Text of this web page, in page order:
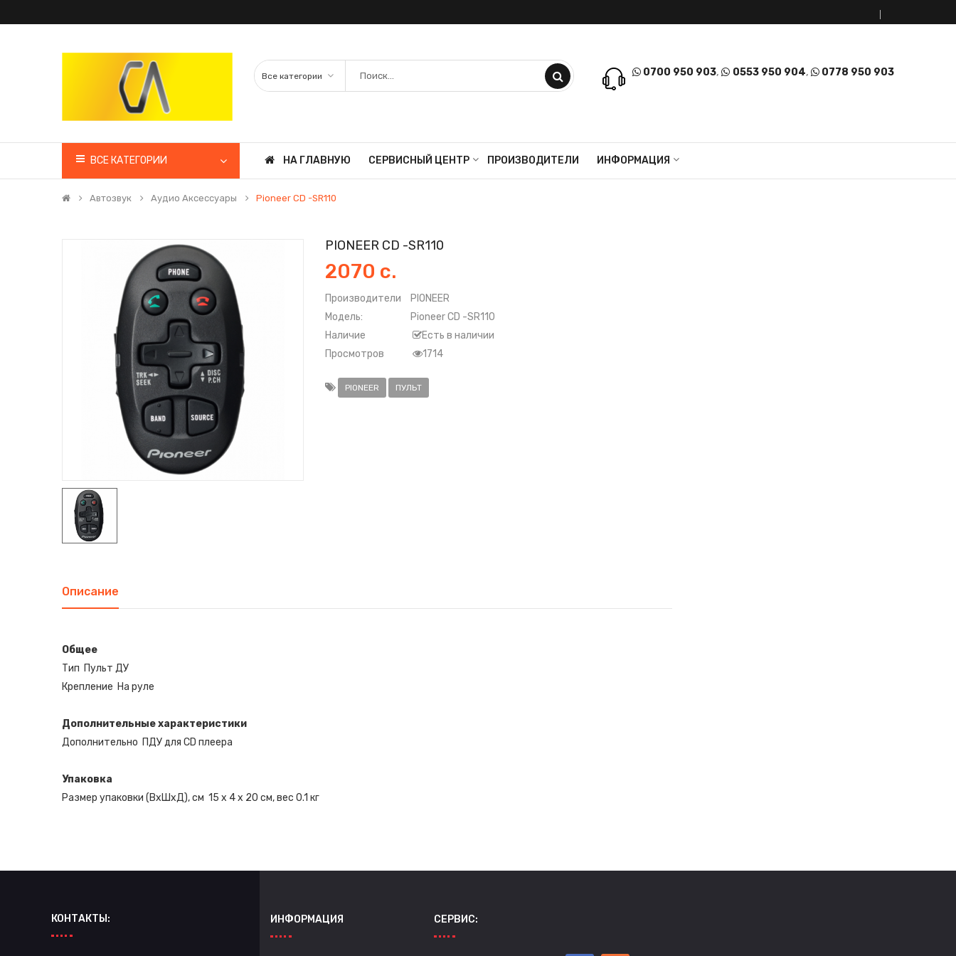
0700 950 903, 0553 950 904, 0778 950 903
ВСЕ КАТЕГОРИИ НА ГЛАВНУЮ СЕРВИСНЫЙ ЦЕНТР ПРОИЗВОДИТЕЛИ ИНФОРМАЦИЯ
Автозвук Аудио Аксессуары Pioneer CD -SR110
PIONEER CD -SR110
2070 с.
Производители
PIONEER
Модель:
Pioneer CD -SR110
Наличие
Есть в наличии
Просмотров
1714
PIONEER ПУЛЬТ
Описание
Общее
Тип Пульт ДУ
Крепление На руле
Дополнительные характеристики
Дополнительно ПДУ для CD плеера
Упаковка
Размер упаковки (ВхШхД), см 15 x 4 x 20 см, вес 0.1 кг
КОНТАКТЫ: ИНФОРМАЦИЯ СЕРВИС: